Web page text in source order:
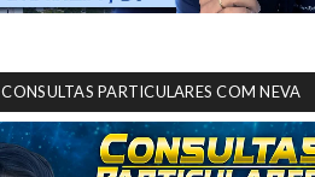
CONSULTAS PARTICULARES COM NEVA